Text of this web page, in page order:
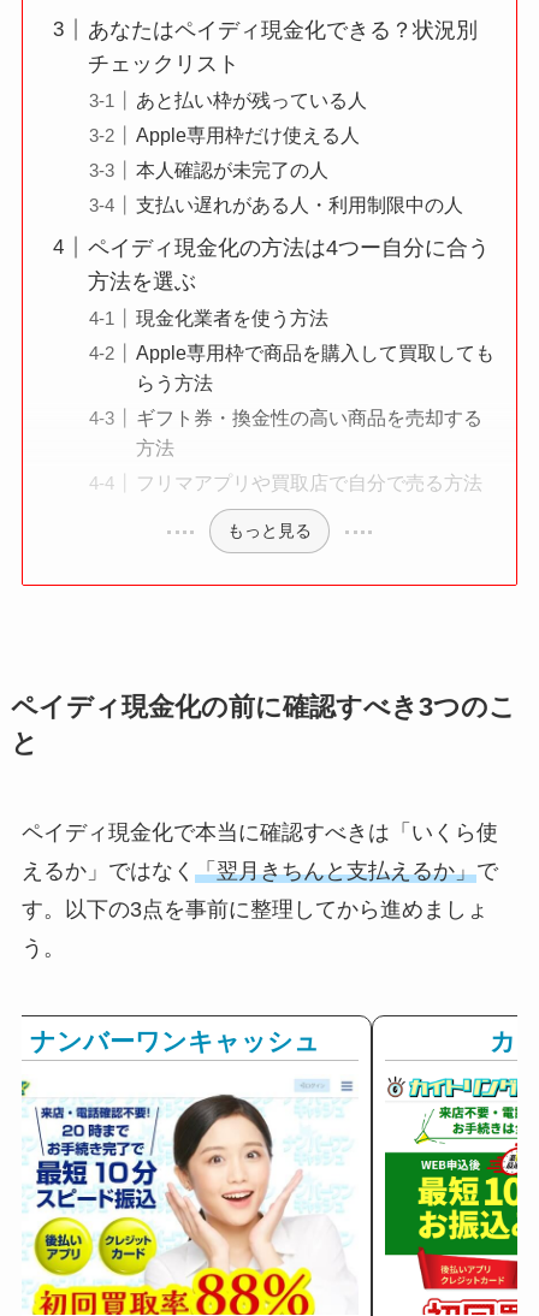
あなたはペイディ現金化できる？状況別
チェックリスト
あと払い枠が残っている人
Apple専用枠だけ使える人
本人確認が未完了の人
支払い遅れがある人・利用制限中の人
ペイディ現金化の方法は4つー自分に合う
方法を選ぶ
現金化業者を使う方法
Apple専用枠で商品を購入して買取しても
らう方法
ギフト券・換金性の高い商品を売却する
方法
フリマアプリや買取店で自分で売る方法
もっと見る
ペイディ現金化の前に確認すべき3つのこ
と
ペイディ現金化で本当に確認すべきは「いくら使
えるか」ではなく 「翌月きちんと支払えるか」で
す。以下の3点を事前に整理してから進めましょ
う。
ナンバーワンキャッシュ カ